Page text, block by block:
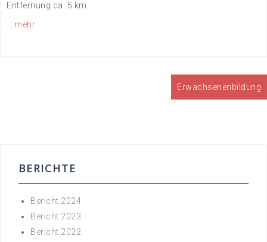
Entfernung ca. 5 km
mehr
Erwachsenenbildung
BERICHTE
Bericht 2024
Bericht 2023
Bericht 2022